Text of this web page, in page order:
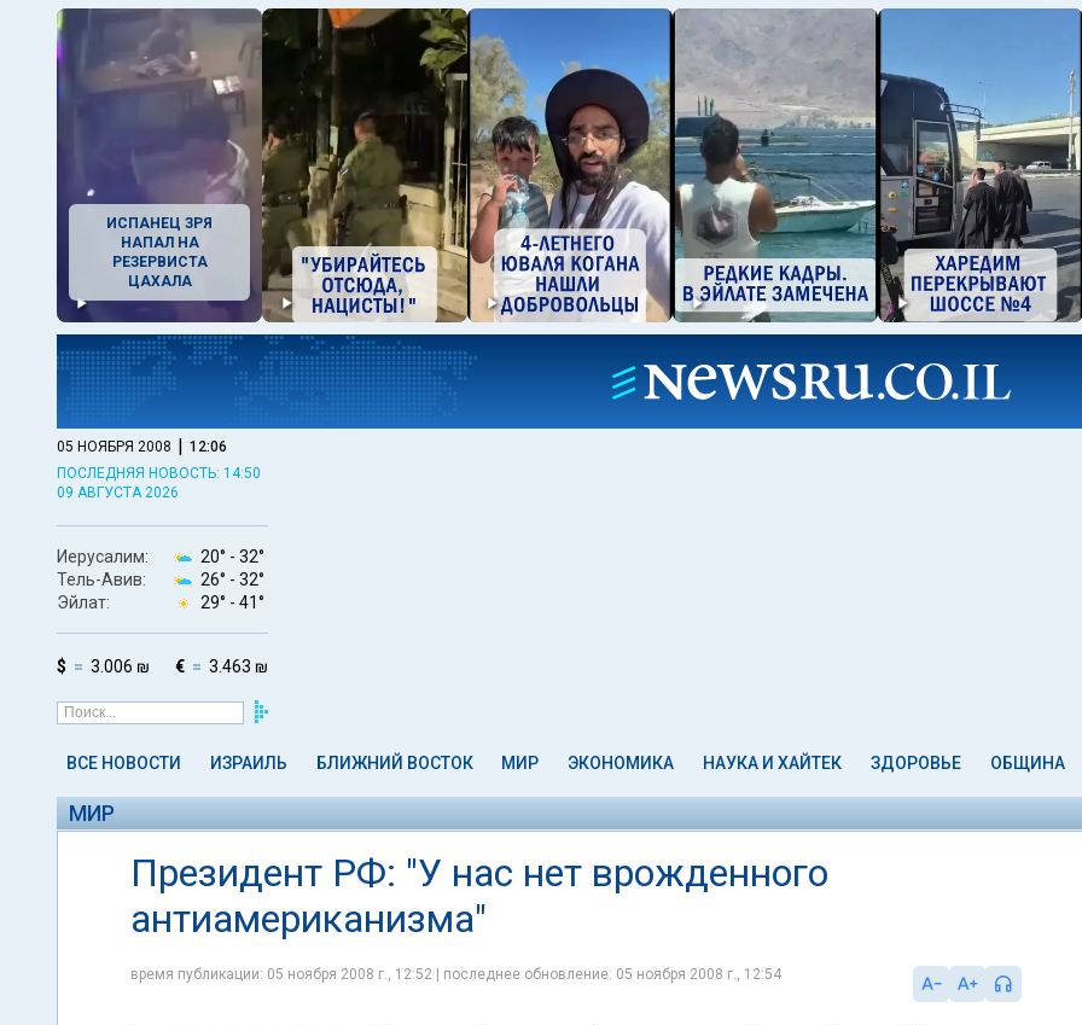
ИСПАНЕЦ ЗРЯ
НАПАЛ НА
РЕЗЕРВИСТА
ЦАХАЛА
05 НОЯБРЯ 2008 | 12:06
ПОСЛЕДНЯЯ НОВОСТЬ: 14:50
09 АВГУСТА 2026
Иерусалим: 20° - 32°
Тель-Авив:
26° - 32°
Эйлат:
29° - 41°
$ 3.006 ₪ € 3.463 ₪
ВСЕ НОВОСТИ ИЗРАИЛЬ БЛИЖНИЙ ВОСТОК МИР ЭКОНОМИКА НАУКА И ХАЙТЕК ЗДОРОВЬЕ ОБЩИНА
МИР
Президент РФ: "У нас нет врожденного
антиамериканизма"
время публикации: 05 ноября 2008 г., 12:52 | последнее обновление: 05 ноября 2008 г., 12:54